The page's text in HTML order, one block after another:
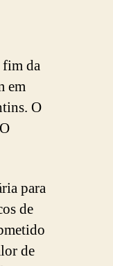
da
em
O
para
de
de